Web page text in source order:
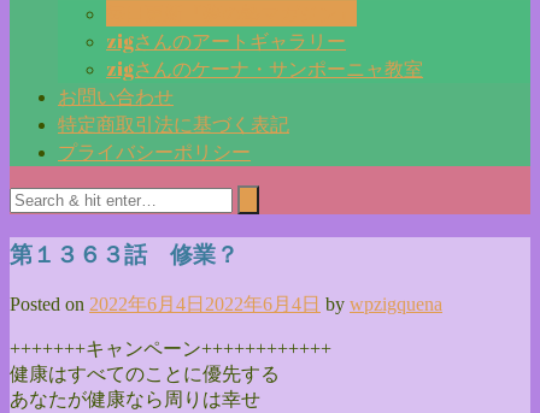
zigさんのアートギャラリー
zigさんのケーナ・サンポーニャ教室
お問い合わせ
特定商取引法に基づく表記
プライバシーポリシー
第１３６３話 修業？
Posted on 2022年6月4日 2022年6月4日 by wpzigquena
+++++++キャンペーン++++++++++++
健康はすべてのことに優先する
あなたが健康なら周りは幸せ